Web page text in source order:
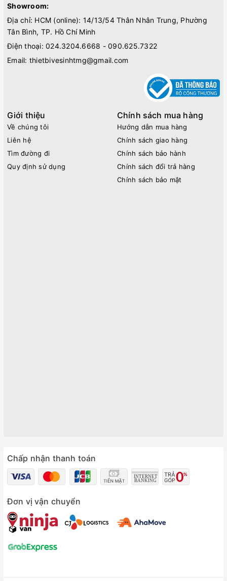
Showroom:
Địa chỉ: HCM (online): 14/13/54 Thân Nhân Trung, Phường
Tân Bình, TP. Hồ Chí Minh
Điện thoại: 024.3204.6668 - 090.625.7322
Email: thietbivesinhtmg@gmail.com
Giới thiệu
Về chúng tôi
Liên hệ
Tìm đường đi
Quy định sử dụng
Chính sách mua hàng
Hướng dẫn mua hàng
Chính sách giao hàng
Chính sách bảo hành
Chính sách đổi trả hàng
Chính sách bảo mật
Chấp nhận thanh toán
Đơn vị vận chuyển